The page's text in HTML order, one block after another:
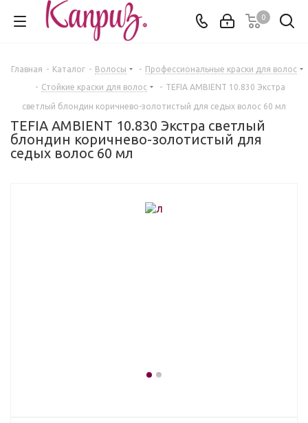
0
Главная - Каталог - Волосы - Профессиональные краски для волос
- Стойкие краски для волос - TEFIA AMBIENT 10.830 Экстра
светлый блондин коричнево-золотистый для седых волос 60 мл
TEFIA AMBIENT 10.830 Экстра светлый
блондин коричнево-золотистый для
седых волос 60 мл